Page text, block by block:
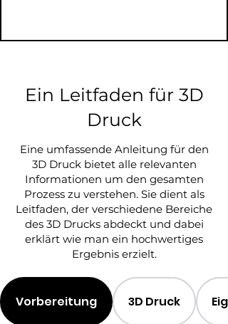
Ein Leitfaden für 3D
Druck
Eine umfassende Anleitung für den
3D Druck bietet alle relevanten
Informationen um den gesamten
Prozess zu verstehen. Sie dient als
Leitfaden, der verschiedene Bereiche
des 3D Drucks abdeckt und dabei
erklärt wie man ein hochwertiges
Ergebnis erzielt.
Vorbereitung 3D Druck